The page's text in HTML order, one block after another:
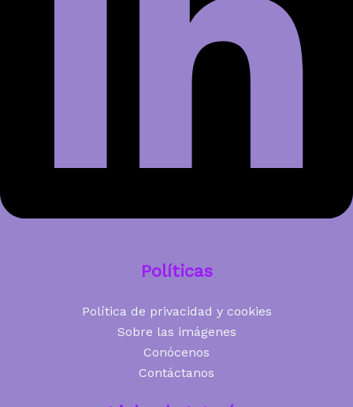
Políticas
Política de privacidad y cookies
Sobre las imágenes
Conócenos
Contáctanos